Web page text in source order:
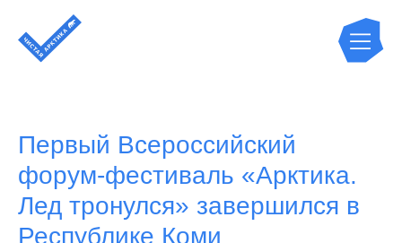
Первый Всероссийский
форум-фестиваль «Арктика.
Лед тронулся» завершился в
Республике Коми